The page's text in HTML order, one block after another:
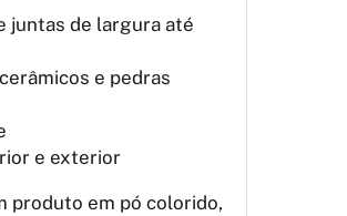
juntas de largura até
e pedras
e exterior
produto em pó colorido,